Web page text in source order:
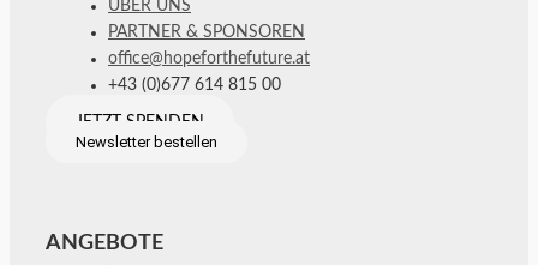
ÜBER UNS
PARTNER & SPONSOREN
office@hopeforthefuture.at
+43 (0)677 614 815 00
JETZT SPENDEN
Newsletter bestellen
ANGEBOTE